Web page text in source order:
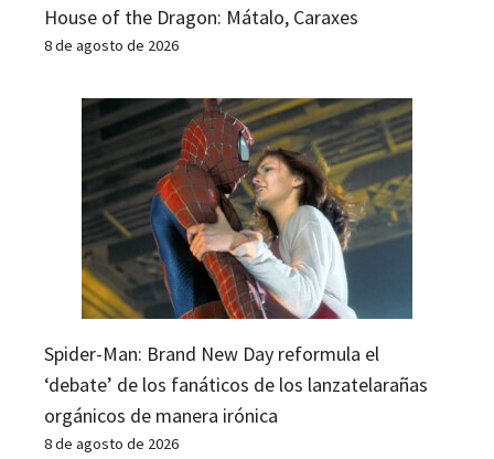
House of the Dragon: Mátalo, Caraxes
8 de agosto de 2026
Spider-Man: Brand New Day reformula el
‘debate’ de los fanáticos de los lanzatelarañas
orgánicos de manera irónica
8 de agosto de 2026